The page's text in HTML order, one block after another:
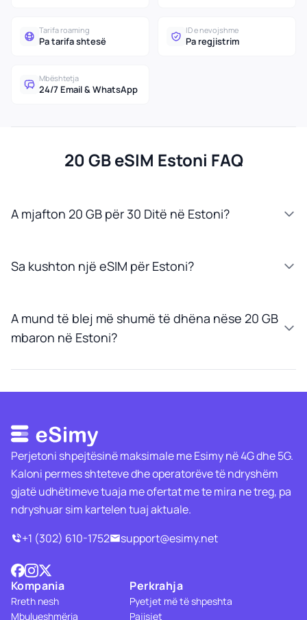
Tarifa roaming
Pa tarifa shtesë
ID e nevojshme
Pa regjistrim
Mbështetja
24/7 Email & WhatsApp
20 GB eSIM Estoni FAQ
A mjafton 20 GB për 30 Ditë në Estoni?
Sa kushton një eSIM për Estoni?
A mund të blej më shumë të dhëna nëse 20 GB
mbaron në Estoni?
Perjetoni shpejtësinë maksimale me Esimy në 4G dhe 5G.
Kaloni permes shteteve dhe operatorëve të ndryshëm
gjatë udhëtimeve tuaja me ofertat me te mira ne treg, pa
ndryshuar sim kartelen tuaj aktuale.
+1 (302) 610-1752
support@esimy.net
Kompania
Rreth nesh
Mbulueshmëria
Perkrahja
Pyetjet më të shpeshta
Pajisjet